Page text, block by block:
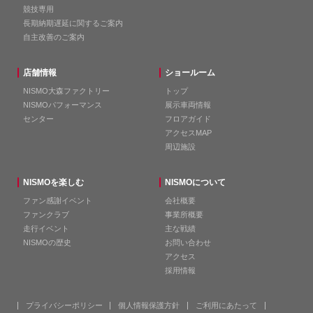
競技専用
長期納期遅延に関するご案内
自主改善のご案内
店舗情報
NISMO大森ファクトリー
NISMOパフォーマンス
センター
ショールーム
トップ
展示車両情報
フロアガイド
アクセスMAP
周辺施設
NISMOを楽しむ
ファン感謝イベント
ファンクラブ
走行イベント
NISMOの歴史
NISMOについて
会社概要
事業所概要
主な戦績
お問い合わせ
アクセス
採用情報
プライバシーポリシー 個人情報保護方針 ご利用にあたって